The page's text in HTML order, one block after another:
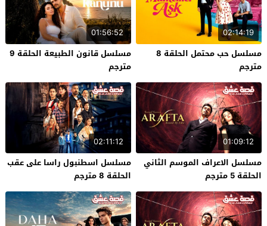
02:14:19
مسلسل حب محتمل الحلقة 8
مترجم
01:56:52
مسلسل قانون الطبيعة الحلقة 9
مترجم
01:09:12
مسلسل الاعراف الموسم الثاني
الحلقة 5 مترجم
02:11:12
مسلسل اسطنبول راسا على عقب
الحلقة 8 مترجم